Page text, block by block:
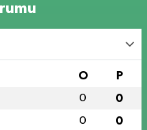
O P
0 0
0 0